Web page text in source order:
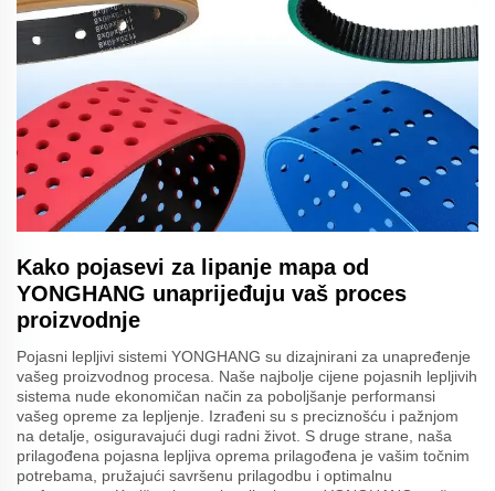
Kako pojasevi za lipanje mapa od
YONGHANG unaprijeđuju vaš proces
proizvodnje
Pojasni lepljivi sistemi YONGHANG su dizajnirani za unapređenje
vašeg proizvodnog procesa. Naše najbolje cijene pojasnih lepljivih
sistema nude ekonomičan način za poboljšanje performansi
vašeg opreme za lepljenje. Izrađeni su s preciznošću i pažnjom
na detalje, osiguravajući dugi radni život. S druge strane, naša
prilagođena pojasna lepljiva oprema prilagođena je vašim točnim
potrebama, pružajući savršenu prilagodbu i optimalnu